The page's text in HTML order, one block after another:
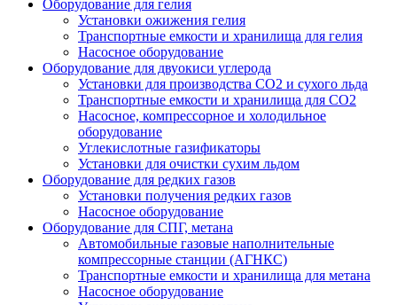
Оборудование для гелия
Установки ожижения гелия
Транспортные емкости и хранилища для гелия
Насосное оборудование
Оборудование для двуокиси углерода
Установки для производства СО2 и сухого льда
Транспортные емкости и хранилища для CO2
Насосное, компрессорное и холодильное
оборудование
Углекислотные газификаторы
Установки для очистки сухим льдом
Оборудование для редких газов
Установки получения редких газов
Насосное оборудование
Оборудование для СПГ, метана
Автомобильные газовые наполнительные
компрессорные станции (АГНКС)
Транспортные емкости и хранилища для метана
Насосное оборудование